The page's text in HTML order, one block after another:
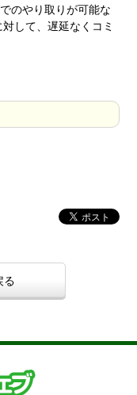
のやり取りが可能な
して、遅延なくコミ
る